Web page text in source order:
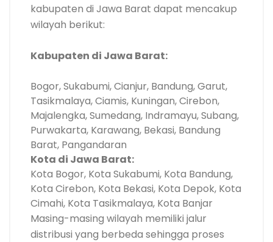
kabupaten di Jawa Barat dapat mencakup
wilayah berikut:
Kabupaten di Jawa Barat:
Bogor, Sukabumi, Cianjur, Bandung, Garut,
Tasikmalaya, Ciamis, Kuningan, Cirebon,
Majalengka, Sumedang, Indramayu, Subang,
Purwakarta, Karawang, Bekasi, Bandung
Barat, Pangandaran
Kota di Jawa Barat:
Kota Bogor, Kota Sukabumi, Kota Bandung,
Kota Cirebon, Kota Bekasi, Kota Depok, Kota
Cimahi, Kota Tasikmalaya, Kota Banjar
Masing-masing wilayah memiliki jalur
distribusi yang berbeda sehingga proses